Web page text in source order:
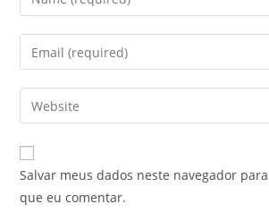
your
name
comment
Enter
your
email
address
comment
Enter
your
website
URL
Salvar meus dados neste navegador
que eu comentar.